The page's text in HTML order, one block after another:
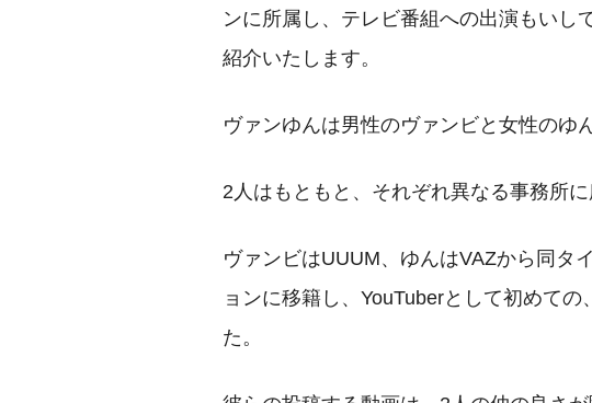
ンに所属し、テレビ番組への出演もいし
紹介いたします。
ヴァンゆんは男性のヴァンビと女性のゆ
2人はもともと、それぞれ異なる事務所に
ヴァンビはUUUM、ゆんはVAZから同タ
ョンに移籍し、YouTuberとして初めて
た。